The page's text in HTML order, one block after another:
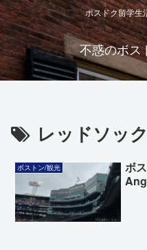
ポスドク留学生
不惑のボス
レッドソッ
ボストン/観光
ボ